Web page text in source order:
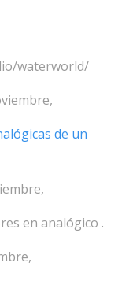
waterworld/
de un
en analógico .